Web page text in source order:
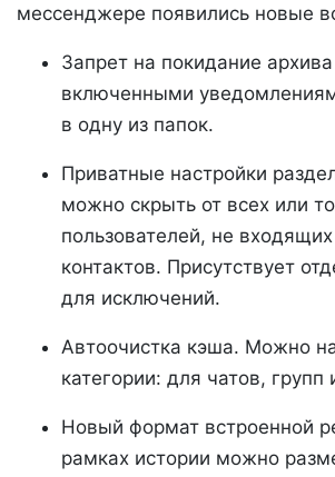
мессенджере появились новые
Запрет на покидание
включенными
в одну из папок.
Приватные настройки
можно скрыть от всех или
пользователей, не
контактов. Присутствует
для исключений.
Автоочистка кэша. Можно
категории: для чатов, групп
Новый формат встроенной
рамках истории можно